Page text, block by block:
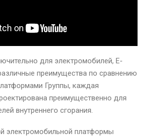
для электромобилей, E-
преимущества по сравнению
Группы, каждая
преимущественно для
внутреннего сгорания.
электромобильной платформы